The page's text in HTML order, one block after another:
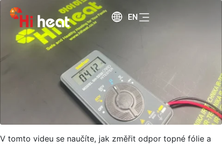
EN
V tomto videu se naučíte, jak změřit odpor topné fólie a